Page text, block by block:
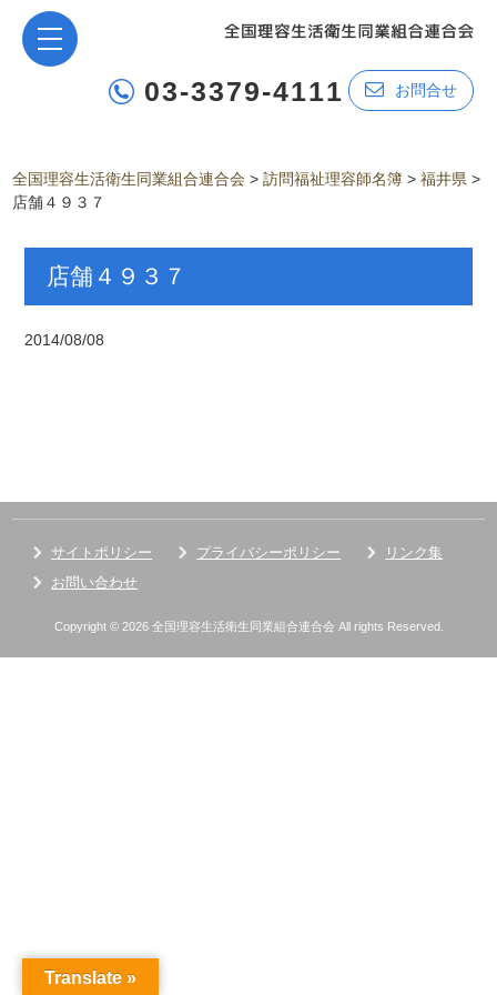
03-3379-4111 お問合せ
全国理容生活衛生同業組合連合会 >訪問福祉理容師名簿 >福井県 >
店舗４９３７
店舗４９３７
2014/08/08
サイトポリシー プライバシーポリシー
リンク集
お問い合わせ
Copyright © 2026 全国理容生活衛生同業組合連合会 All rights Reserved.
Translate »